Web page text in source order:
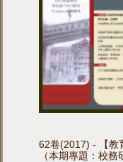
62卷(2017) - 【教
（本期專題：校務